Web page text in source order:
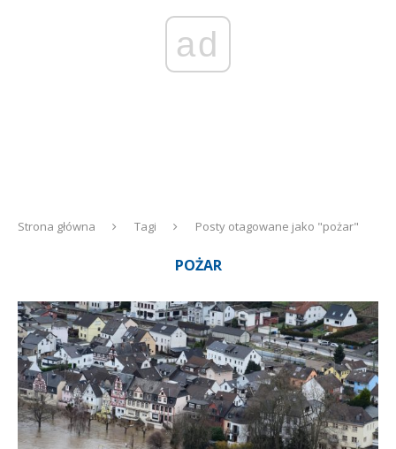
ad
Strona główna Tagi Posty otagowane jako "pożar"
POŻAR